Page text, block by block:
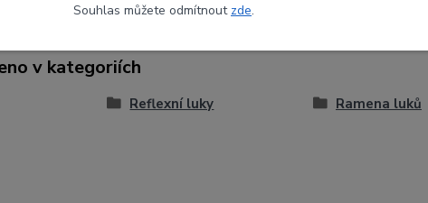
v kategoriích
Reflexní luky Ramena luků
Souhlas můžete odmítnout zde.